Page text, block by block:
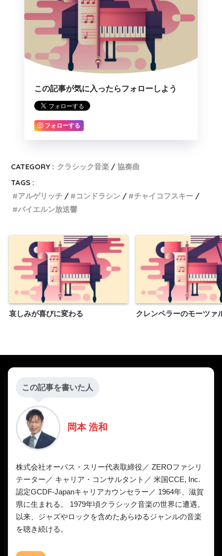
この記事が気に入ったらフォローしよう
フォローする
CATEGORY : クラシック音楽
協奏曲
TAGS :
アルゲリッチ
コンドラシン
チャイコフスキー
バイエルン放送響
哀しみが喜びに変わる クレンペラーのモーツァ
この記事を書いた人
岡本 浩和
株式会社オーパス・スリー代表取締役／ ZEROファシリ
テーター／ キャリア・コンサルタント／ 米国CCE, Inc.
認定GCDF-Japanキャリアカウンセラー／ 1964年、滋賀
県に生まれる。 1979年頃クラシック音楽の世界に遭遇。
以来、ジャズやロックを含めたあらゆるジャンルの音楽
を聴き続ける。